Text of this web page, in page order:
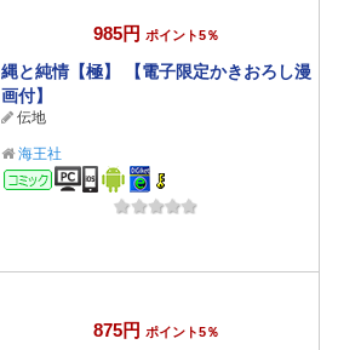
985円 ポイント5％
縄と純情【極】 【電子限定かきおろし漫
画付】
伝地
海王社
コミック
875円 ポイント5％